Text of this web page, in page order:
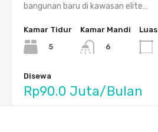
bangunan baru di kawasan elite…
Kamar Tidur
5
Kamar Mandi
6
Luas
Disewa
Rp90.0 Juta/Bulan